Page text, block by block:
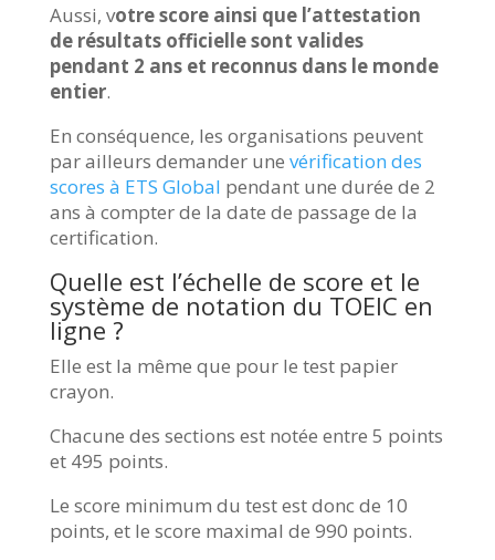
Aussi, votre score ainsi que l’attestation
de résultats officielle sont valides
pendant 2 ans et reconnus dans le monde
entier.
En conséquence, les organisations peuvent
par ailleurs demander une vérification des
scores à ETS Global pendant une durée de 2
ans à compter de la date de passage de la
certification.
Quelle est l’échelle de score et le
système de notation du TOEIC en
ligne ?
Elle est la même que pour le test papier
crayon.
Chacune des sections est notée entre 5 points
et 495 points.
Le score minimum du test est donc de 10
points, et le score maximal de 990 points.